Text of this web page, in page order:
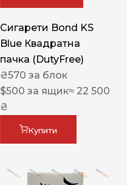
Сигарети Bond KS
Blue Квадратна
пачка (DutyFree)
₴570 за блок
$500 за ящик≈ 22 500
₴
Купити